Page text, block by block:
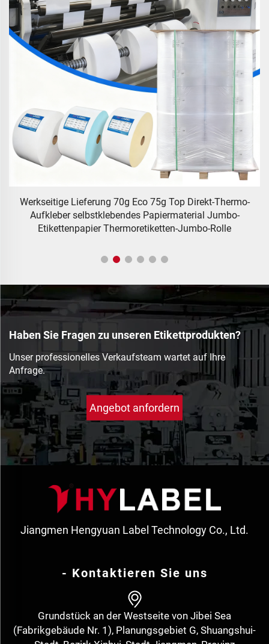
Werkseitige Lieferung 70g Eco 75g Top Direkt-Thermo-
Aufkleber selbstklebendes Papiermaterial Jumbo-
Etikettenpapier Thermoretiketten-Jumbo-Rolle
Haben Sie Fragen zu unseren Etikettprodukten?
Unser professionelles Verkaufsteam wartet auf Ihre
Anfrage.
Angebot anfordern
Jiangmen Hengyuan Label Technology Co., Ltd.
- Kontaktieren Sie uns
Grundstück an der Westseite von Jibei Sea
(Fabrikgebäude Nr. 1), Planungsgebiet G, Shuangshui-